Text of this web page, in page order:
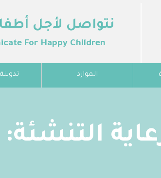
نتواصل لأجل
For Happy Children
الموارد